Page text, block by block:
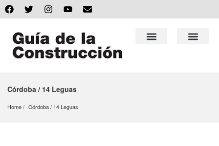
Córdoba / 14 Leguas
Home Córdoba / 14 Leguas